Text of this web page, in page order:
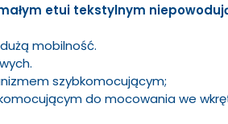
etui tekstylnym
mobilność.
szybkomocującym;
do mocowania we